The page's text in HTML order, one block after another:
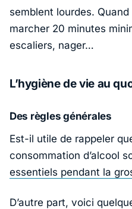
semblent lourdes.
marcher 20 minutes
escaliers, nager…
L’hygiène de vie au
Des règles générales
Est-il utile de rappeler
consommation d’alcool
essentiels pendant la
D’autre part, voici